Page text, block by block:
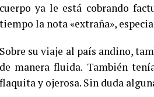
cuerpo ya le está cobrando
tiempo la nota «extraña»,
Sobre su viaje al país andino,
de manera fluida. También
flaquita y ojerosa. Sin duda